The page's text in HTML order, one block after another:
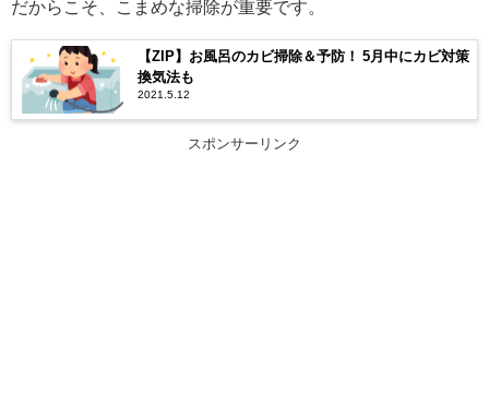
だからこそ、こまめな掃除が重要です。
【ZIP】お風呂のカビ掃除＆予防！ 5月中にカビ対策
換気法も
2021.5.12
スポンサーリンク